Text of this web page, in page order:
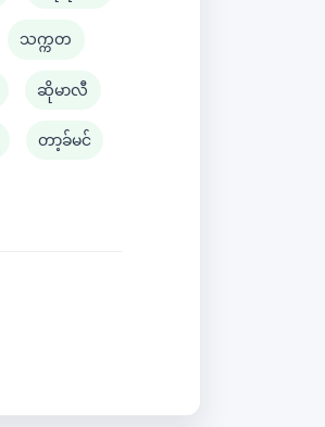
သက္ကတ
ဆိုမာလီ
တာ့ခ်မင်